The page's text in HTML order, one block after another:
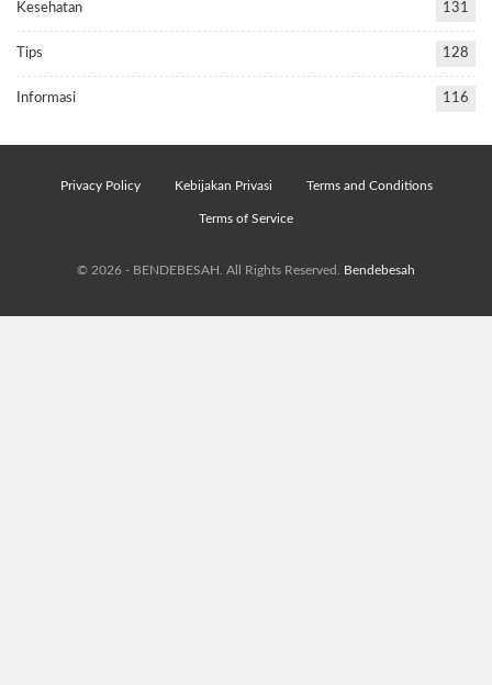
Kesehatan 131
Tips 128
Informasi 116
Privacy Policy Kebijakan Privasi Terms and Conditions
Terms of Service
© 2026 - BENDEBESAH. All Rights Reserved. Bendebesah